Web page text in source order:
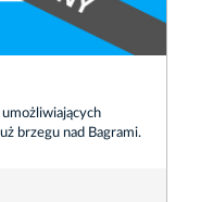
brzegu nad Bagrami.